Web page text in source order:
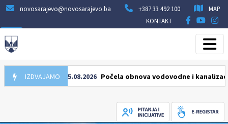
novosarajevo@novosarajevo.ba +387 33 492 100
MAP
KONTAKT
IZDVAJAMO
05.08.2026 Počela obnova vodovodne i kanalizacione